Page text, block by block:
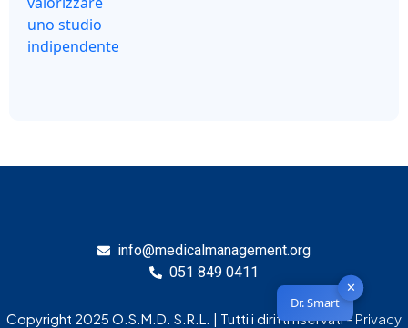
info@medicalmanagement.org
051 849 0411
Copyright 2025 O.S.M.D. S.R.L. | Tutti i diritti riservati -Privacy
✕
Dr. Smart